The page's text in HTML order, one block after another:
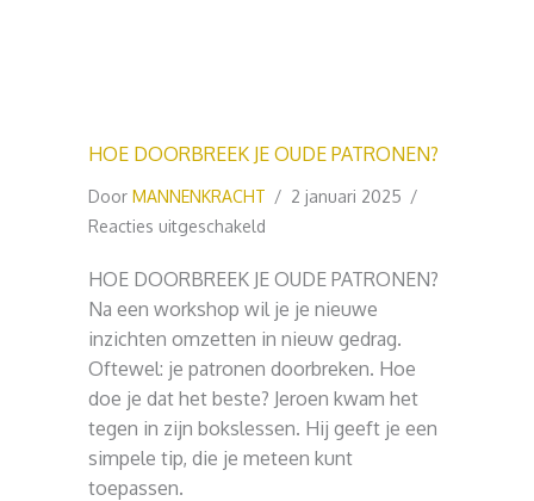
HOE DOORBREEK JE OUDE PATRONEN?
Door MANNENKRACHT / 2 januari 2025 /
Reacties uitgeschakeld
DOORBREEK
JE
OUDE
PATRONEN?
HOE DOORBREEK JE OUDE PATRONEN?
Na een workshop wil je je nieuwe
inzichten omzetten in nieuw gedrag.
Oftewel: je patronen doorbreken. Hoe
doe je dat het beste? Jeroen kwam het
tegen in zijn bokslessen. Hij geeft je een
simpele tip, die je meteen kunt
toepassen.